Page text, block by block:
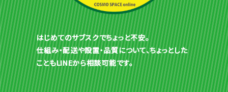
はじめてのサブスクでちょっと不安。
仕組み・配送や設置・品質について、ちょっとした
こともLINEから相談可能です。